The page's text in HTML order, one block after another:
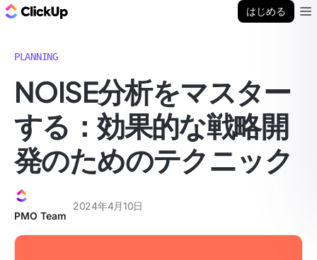
はじめる
PLANNING
NOISE分析をマスター
する：効果的な戦略開
発のためのテクニック
PMO Team
2024年4月10日